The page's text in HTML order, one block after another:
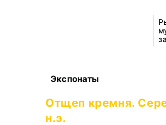
Экспонаты
Отщеп кремня.
н.э.